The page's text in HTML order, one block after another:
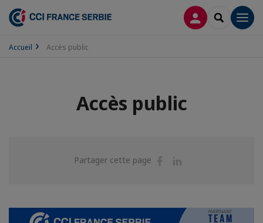
CONNEXION
Accueil Accès public
Accès public
Partager cette page
Partager